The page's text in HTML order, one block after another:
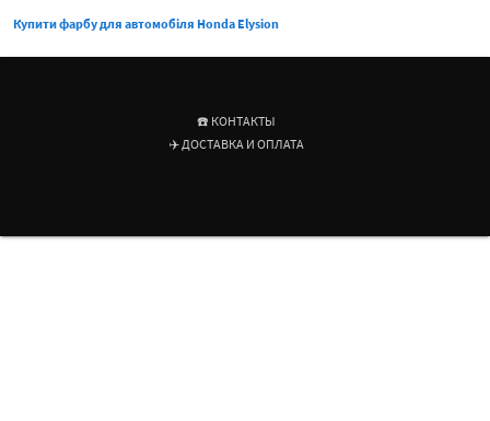
Купити фарбу для автомобіля Honda Elysion
☎️ КОНТАКТЫ
✈️ ДОСТАВКА И ОПЛАТА